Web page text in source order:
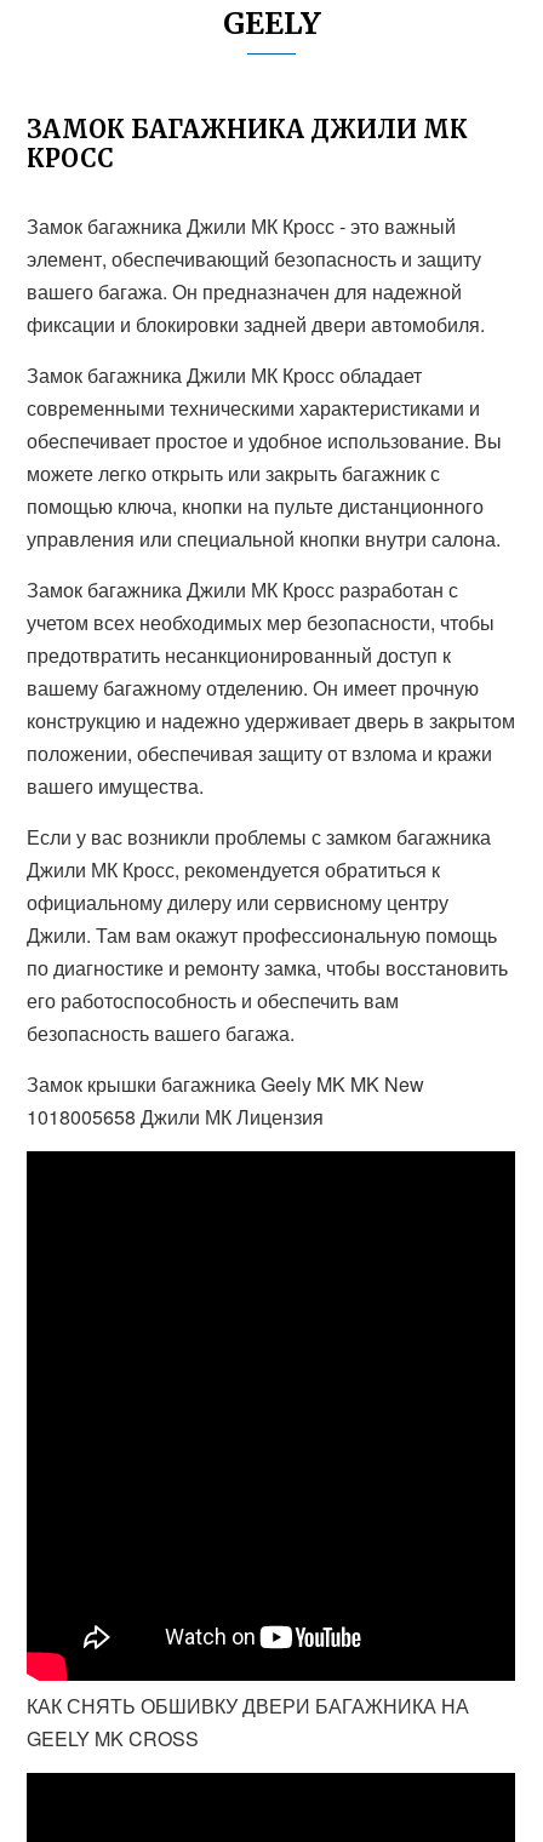
GEELY
ЗАМОК БАГАЖНИКА ДЖИЛИ МК
КРОСС
Замок багажника Джили МК Кросс - это важный
элемент, обеспечивающий безопасность и защиту
вашего багажа. Он предназначен для надежной
фиксации и блокировки задней двери автомобиля.
Замок багажника Джили МК Кросс обладает
современными техническими характеристиками и
обеспечивает простое и удобное использование. Вы
можете легко открыть или закрыть багажник с
помощью ключа, кнопки на пульте дистанционного
управления или специальной кнопки внутри салона.
Замок багажника Джили МК Кросс разработан с
учетом всех необходимых мер безопасности, чтобы
предотвратить несанкционированный доступ к
вашему багажному отделению. Он имеет прочную
конструкцию и надежно удерживает дверь в закрытом
положении, обеспечивая защиту от взлома и кражи
вашего имущества.
Если у вас возникли проблемы с замком багажника
Джили МК Кросс, рекомендуется обратиться к
официальному дилеру или сервисному центру
Джили. Там вам окажут профессиональную помощь
по диагностике и ремонту замка, чтобы восстановить
его работоспособность и обеспечить вам
безопасность вашего багажа.
Замок крышки багажника Geely MK MK New
1018005658 Джили МК Лицензия
КАК СНЯТЬ ОБШИВКУ ДВЕРИ БАГАЖНИКА НА
GEELY MK CROSS